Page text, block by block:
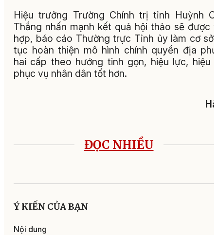
Hiệu trưởng Trường Chính trị tỉnh Huỳnh
Thắng nhấn mạnh kết quả hội thảo sẽ được
hợp, báo cáo Thường trực Tỉnh ủy làm cơ sở
tục hoàn thiện mô hình chính quyền địa
hai cấp theo hướng tinh gọn, hiệu lực, hiệu
phục vụ nhân dân tốt hơn.
ĐỌC NHIỀU
Ý KIẾN CỦA BẠN
Nội dung